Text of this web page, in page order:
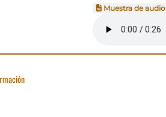
Muestra de audio